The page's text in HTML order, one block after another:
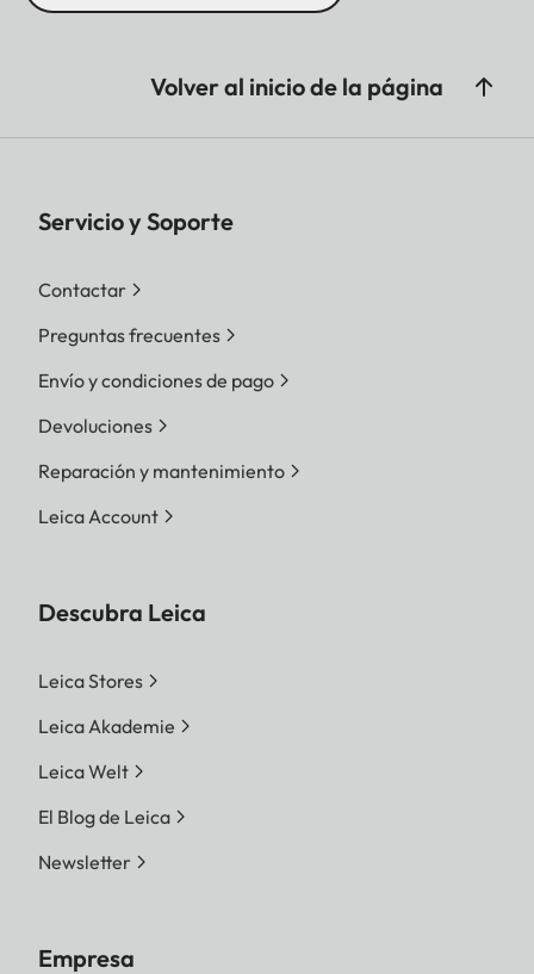
Volver al inicio de la página
Servicio y Soporte
Contactar
Preguntas frecuentes
Envío y condiciones de pago
Devoluciones
Reparación y mantenimiento
Leica Account
Descubra Leica
Leica Stores
Leica Akademie
Leica Welt
El Blog de Leica
Newsletter
Empresa